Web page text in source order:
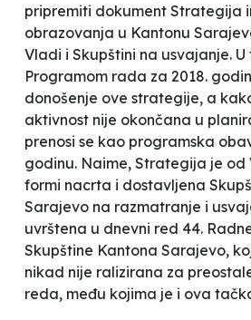
pripremiti dokument Strategija
obrazovanja u Kantonu
Vladi i Skupštini na usvajanje. U
Programom rada za 2018.
donošenje ove strategije, a
aktivnost nije okončana u
prenosi se kao programska
godinu. Naime, Strategija je od
formi nacrta i dostavljena
Sarajevo na razmatranje i
uvrštena u dnevni red 44.
Skupštine Kantona Sarajevo,
nikad nije ralizirana za
reda, među kojima je i ova